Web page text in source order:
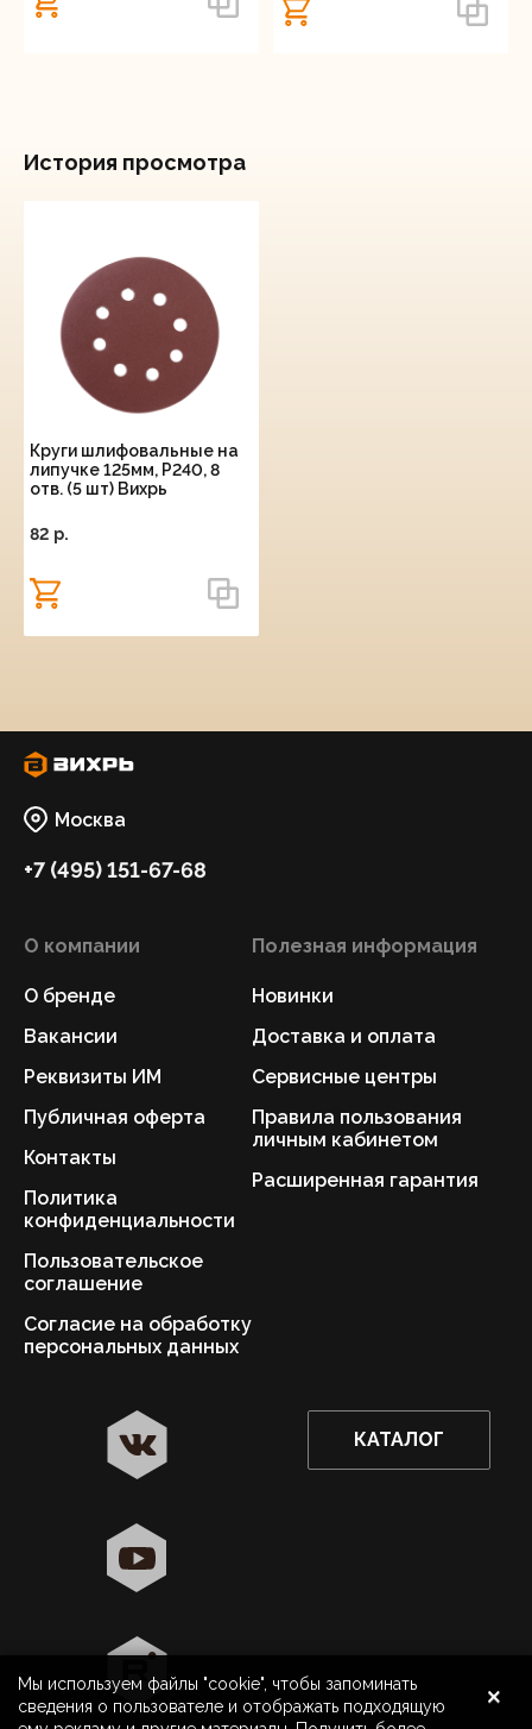
8 800 500 40 40 Москва
Да
История просмотра
Круги шлифовальные на
липучке 125мм, P240, 8
отв. (5 шт) Вихрь
82 p.
Москва
+7 (495) 151-67-68
О компании
О бренде
Вакансии
Реквизиты ИМ
Публичная оферта
Контакты
Политика
конфиденциальности
Пользовательское
соглашение
Согласие на обработку
персональных данных
Полезная информация
Новинки
Доставка и оплата
Сервисные центры
Правила пользования
личным кабинетом
Расширенная гарантия
КАТАЛОГ
Мы используем файлы "cookie", чтобы запоминать
сведения о пользователе и отображать подходящую
×